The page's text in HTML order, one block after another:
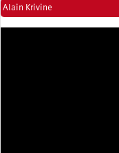
Alain Krivine